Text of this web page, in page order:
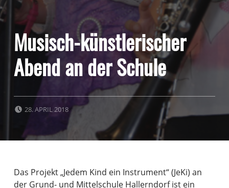
Musisch-künstlerischer
Abend an der Schule
28. APRIL 2018
Das Projekt „Jedem Kind ein Instrument“ (JeKi) an
der Grund- und Mittelschule Hallerndorf ist ein